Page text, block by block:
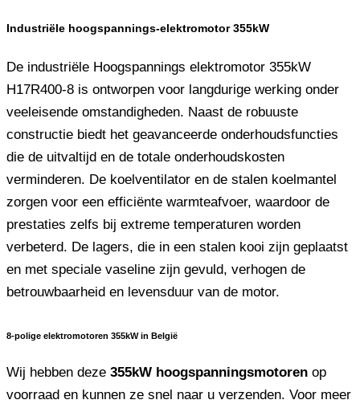
Industriële hoogspannings-elektromotor 355kW
De industriële Hoogspannings elektromotor 355kW
H17R400-8 is ontworpen voor langdurige werking onder
veeleisende omstandigheden. Naast de robuuste
constructie biedt het geavanceerde onderhoudsfuncties
die de uitvaltijd en de totale onderhoudskosten
verminderen. De koelventilator en de stalen koelmantel
zorgen voor een efficiënte warmteafvoer, waardoor de
prestaties zelfs bij extreme temperaturen worden
verbeterd. De lagers, die in een stalen kooi zijn geplaatst
en met speciale vaseline zijn gevuld, verhogen de
betrouwbaarheid en levensduur van de motor.
8-polige elektromotoren 355kW in België
Wij hebben deze 355kW hoogspanningsmotoren op
voorraad en kunnen ze snel naar u verzenden. Voor meer